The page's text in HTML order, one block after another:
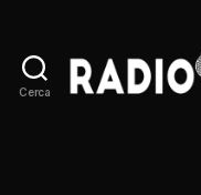
Cerca